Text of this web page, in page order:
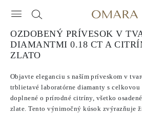
OZDOBENÝ PRÍVESOK V
DIAMANTMI 0.18 CT A
ZLATO
Objavte eleganciu s naším príveskom v
trblietavé laboratórne diamanty s
doplnené o prírodné citríny, všetko
zlate. Tento výnimočný kúsok zvýrazňuje